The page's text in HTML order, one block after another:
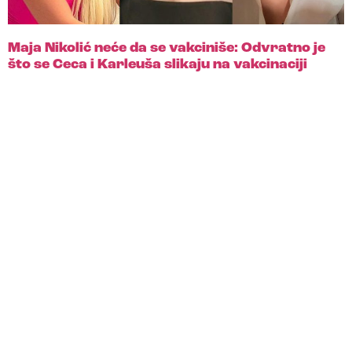
Maja Nikolić neće da se vakciniše: Odvratno je
što se Ceca i Karleuša slikaju na vakcinaciji